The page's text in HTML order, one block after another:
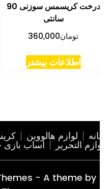
درخت کریسمس سوزنی 90
سانتی
تومان360,000
اطلاعات بیشتر
لوازم هالووین
التحریر اساب بازی
- A theme by